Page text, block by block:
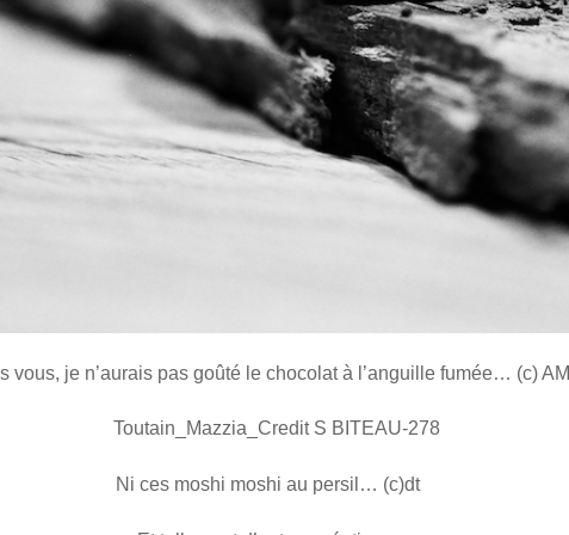
vous, je n’aurais pas goûté le chocolat à l’anguille fumée… (c) AM
Ni ces moshi moshi au persil… (c)dt